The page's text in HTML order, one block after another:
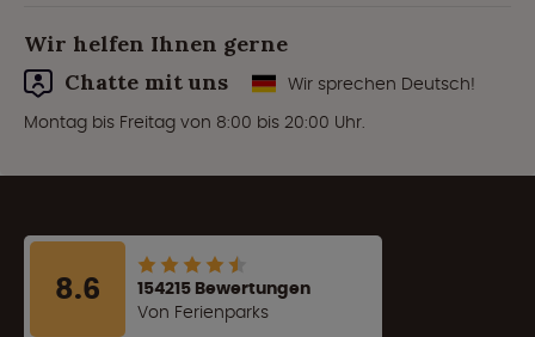
Wir helfen Ihnen gerne
Chatte mit uns
Wir sprechen Deutsch!
Montag bis Freitag von 8:00 bis 20:00 Uhr.
8.6
154215 Bewertungen
Von Ferienparks